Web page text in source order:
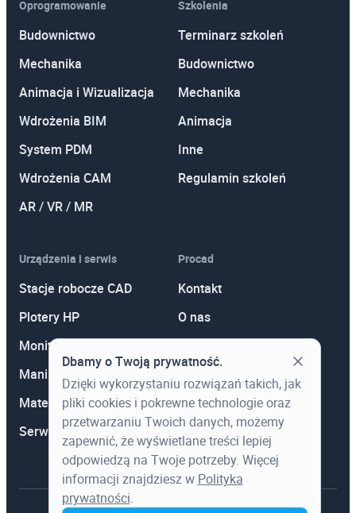
Oprogramowanie
Budownictwo
Mechanika
Animacja i Wizualizacja
Wdrożenia BIM
System PDM
Wdrożenia CAM
AR / VR / MR
Szkolenia
Terminarz szkoleń
Budownictwo
Mechanika
Animacja
Inne
Regulamin szkoleń
Urządzenia i serwis
Stacje robocze CAD
Plotery HP
Monitory
Manipulatory 3D
Materiały eksploatacyjne
Serwis
Procad
Kontakt
O nas
Promocje
Aktualności
Wiedza
Dbamy o Twoją prywatność.
Dzięki wykorzystaniu rozwiązań takich, jak
pliki cookies i pokrewne technologie oraz
przetwarzaniu Twoich danych, możemy
zapewnić, że wyświetlane treści lepiej
odpowiedzą na Twoje potrzeby. Więcej
informacji znajdziesz w Polityka
prywatności.